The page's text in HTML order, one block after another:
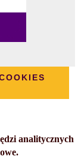
analitycznych